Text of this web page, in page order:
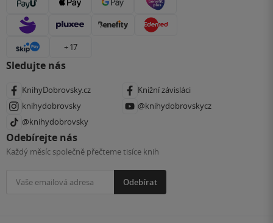
+ 17
Sledujte nás
KnihyDobrovsky.cz
Knižní závisláci
knihydobrovsky
@knihydobrovskycz
@knihydobrovsky
Odebírejte nás
Každý měsíc společně přečteme tisíce knih
Odebírat